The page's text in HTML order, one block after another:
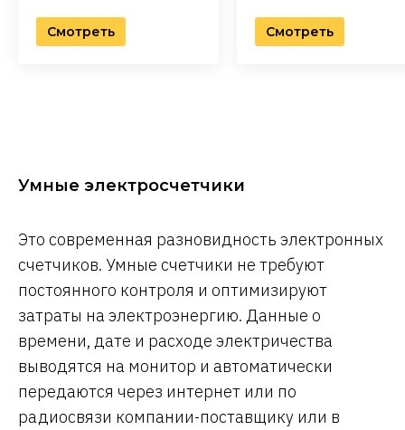
Смотреть Смотреть
Умные электросчетчики
Это современная разновидность электронных
счетчиков. Умные счетчики не требуют
постоянного контроля и оптимизируют
затраты на электроэнергию. Данные о
времени, дате и расходе электричества
выводятся на монитор и автоматически
передаются через интернет или по
радиосвязи компании-поставщику или в